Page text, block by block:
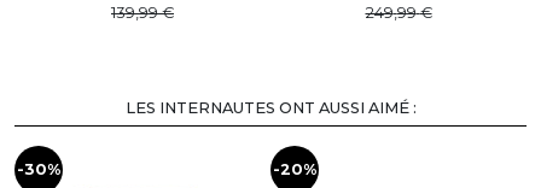
139,99 249,99
LES INTERNAUTES ONT AUSSI AIMÉ :
-30% -20%